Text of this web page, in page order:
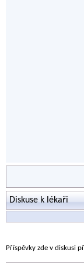
Diskuse k lékaři
Příspěvky zde v diskusi